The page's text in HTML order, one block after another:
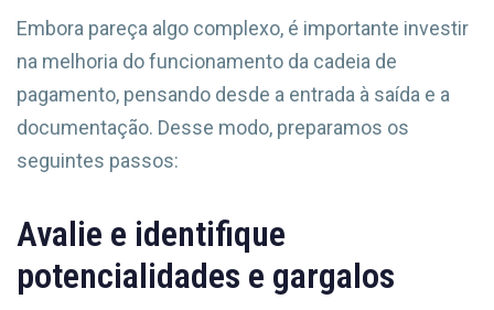
Embora pareça algo complexo, é importante investir
na melhoria do funcionamento da cadeia de
pagamento, pensando desde a entrada à saída e a
documentação. Desse modo, preparamos os
seguintes passos:
Avalie e identifique
potencialidades e gargalos